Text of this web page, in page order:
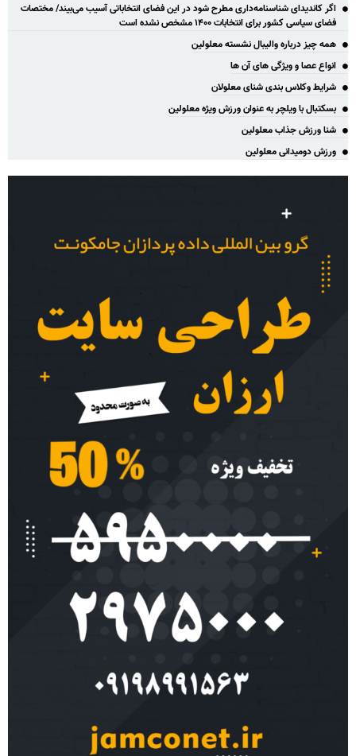
اگر کاندیدای شناسنامه‌‎داری مطرح شود در این فضای انتخاباتی آسیب می‌بیند/ مختصات
فضای سیاسی کشور برای انتخابات ۱۴۰۰ مشخص نشده است
همه چیز درباره والیبال نشسته معلولین
انواع عصا و ویژگی های آن ها
شرایط وکلاس بندی شنای معلولان
بسکتبال با ویلچر به عنوان ورزش ویژه معلولین
شنا ورزش جذاب معلولین
ورزش دومیدانی معلولین